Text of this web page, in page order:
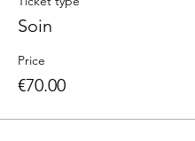
Soin
Price
€70.00